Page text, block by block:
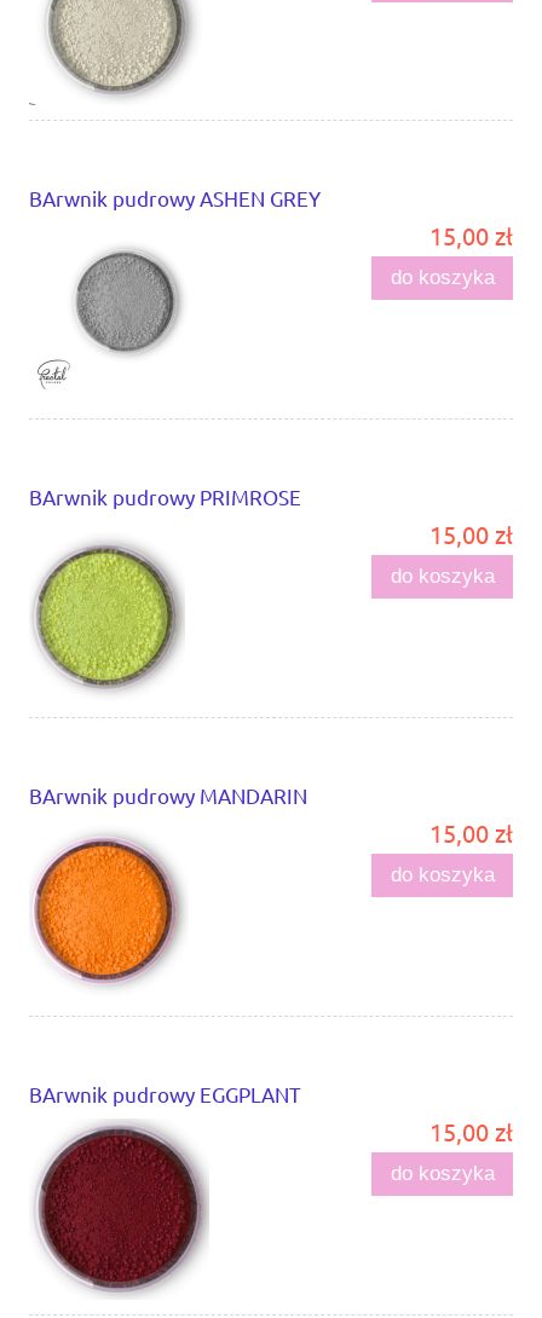
BArwnik pudrowy ASHEN GREY
15,00 zł
do koszyka
BArwnik pudrowy PRIMROSE
15,00 zł
do koszyka
BArwnik pudrowy MANDARIN
15,00 zł
do koszyka
BArwnik pudrowy EGGPLANT
15,00 zł
do koszyka